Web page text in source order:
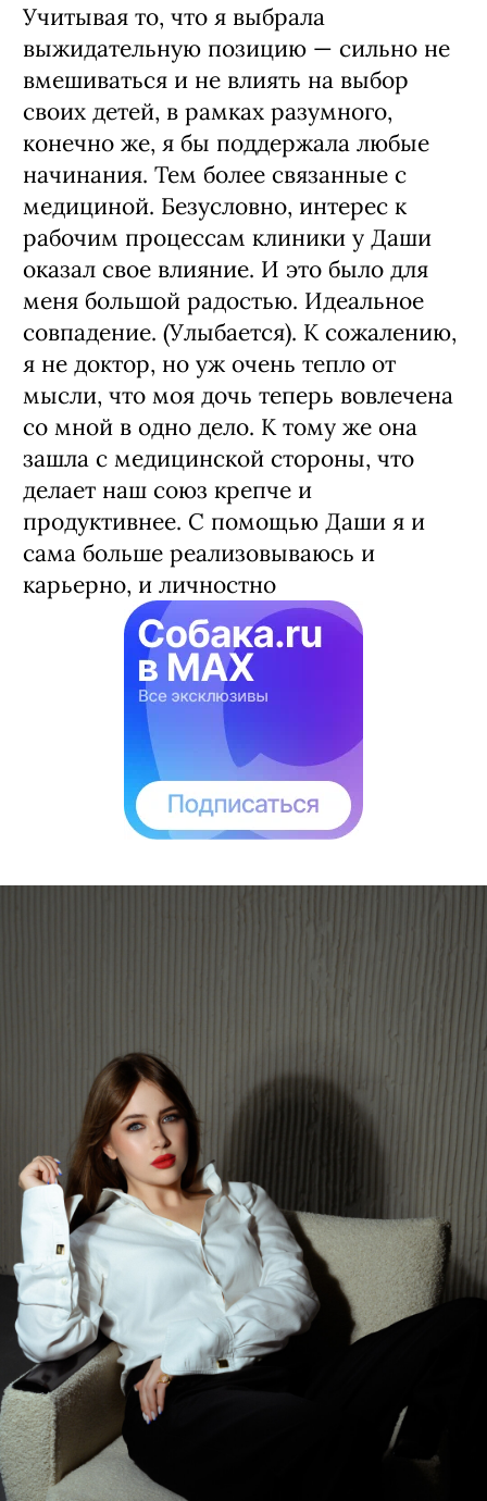
Учитывая то, что я выбрала
выжидательную позицию — сильно не
вмешиваться и не влиять на выбор
своих детей, в рамках разумного,
конечно же, я бы поддержала любые
начинания. Тем более связанные с
медициной. Безусловно, интерес к
рабочим процессам клиники у Даши
оказал свое влияние. И это было для
меня большой радостью. Идеальное
совпадение. (Улыбается). К сожалению,
я не доктор, но уж очень тепло от
мысли, что моя дочь теперь вовлечена
со мной в одно дело. К тому же она
зашла с медицинской стороны, что
делает наш союз крепче и
продуктивнее. С помощью Даши я и
сама больше реализовываюсь и
карьерно, и личностно